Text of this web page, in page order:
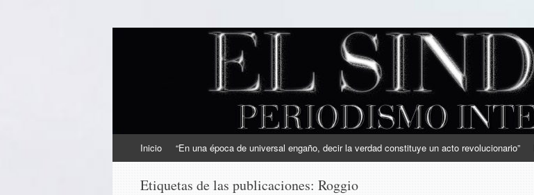
EL SINDICAL
Periodismo Inteligente
al
Inicio “En una época de universal engaño, decir la verdad constituye un acto revolucionario”
Etiquetas de las publicaciones: Roggio